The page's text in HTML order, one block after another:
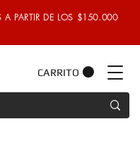
A PARTIR DE LOS $150.000
CARRITO